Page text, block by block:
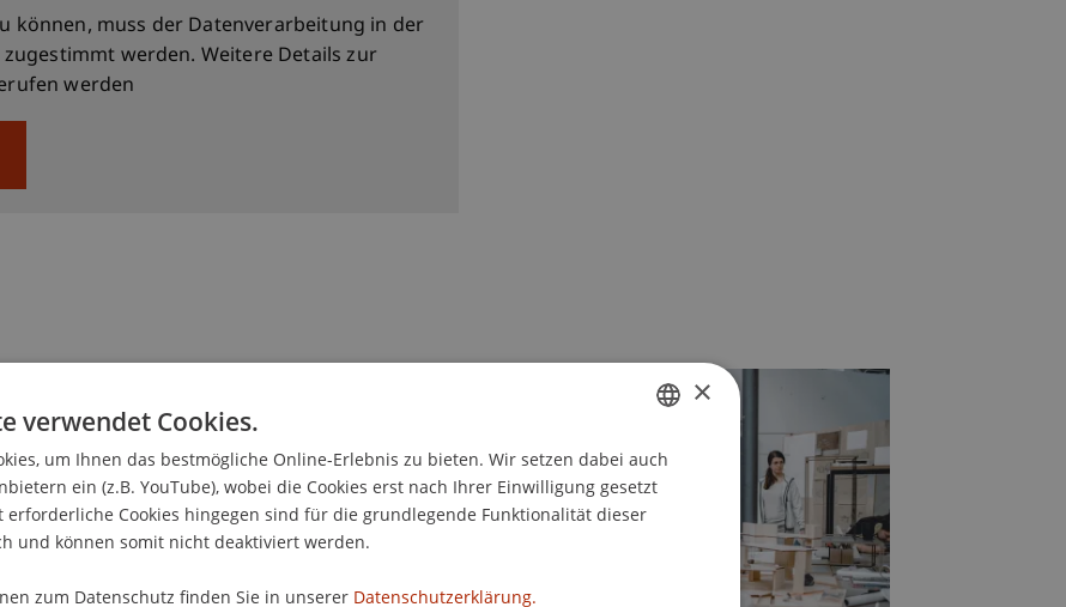
können, muss der Datenverarbeitung in der
werden. Weitere Details zur
werden
GERMAN
ENGLISH
×
verwendet Cookies.
um Ihnen das bestmögliche Online-Erlebnis zu bieten. Wir setzen dabei auch
ein (z.B. YouTube), wobei die Cookies erst nach Ihrer Einwilligung gesetzt
erforderliche Cookies hingegen sind für die grundlegende Funktionalität dieser
und können somit nicht deaktiviert werden.
zum Datenschutz finden Sie in unserer Datenschutzerklärung.